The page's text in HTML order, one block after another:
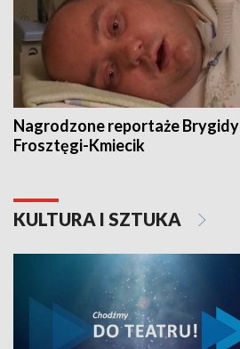
Nagrodzone reportaże Brygidy
Frosztęgi-Kmiecik
KULTURA I SZTUKA